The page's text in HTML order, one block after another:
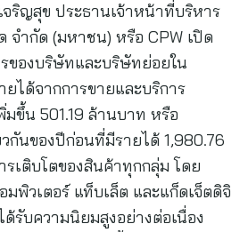
ริญสุข ประธานเจ้าหน้าที่บริหาร
จำกัด (มหาชน) หรือ CPW เปิด
ของบริษัทและบริษัทย่อยใน
ได้จากการขายและบริการ
ขึ้น 501.19 ล้านบาท หรือ
กันของปีก่อนที่มีรายได้ 1,980.76
เติบโตของสินค้าทุกกลุ่ม โดย
พิวเตอร์ แท็บเล็ต และแก็ดเจ็ตดิจิ
รับความนิยมสูงอย่างต่อเนื่อง